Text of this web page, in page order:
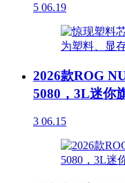
5 06.19
2026款ROG
5080，3L迷你
3 06.15